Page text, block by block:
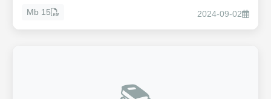
2024-09-02
15 Mb